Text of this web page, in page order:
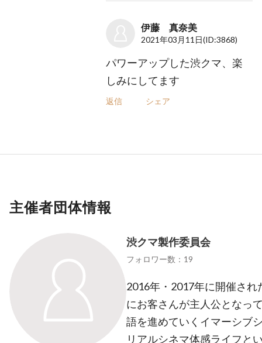
伊藤 真奈美
2021年03月11日(ID:3868)
パワーアップした渋クマ、楽
しみにしてます
返信 シェア
主催者団体情報
渋クマ製作委員会
フォロワー数：19
2016年・2017年に開催さ
にお客さんが主人公となっ
語を進めていくイマーシブ
リアルシネマ体感ライフと